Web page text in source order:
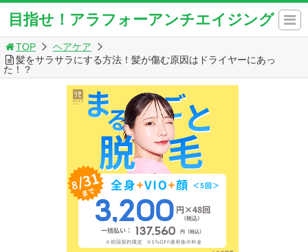
目指せ！アラフォーアンチエイジング
TOP
ヘアケア
髪をサラサラにする方法！髪が傷む原因はドライヤーにあっ
た！？